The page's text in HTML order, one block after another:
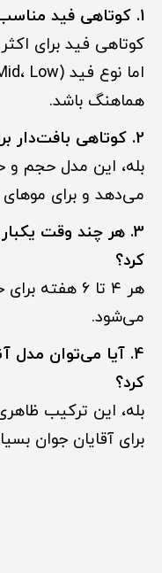
1. کوتاهی فید مناسب چه فرم صورت‌هایی است؟
کوتاهی فید برای
هماهنگ باشد.
2. کوتاهی بافت‌دار برای موهای نازک مناسب است؟
بله، این مدل حجم و
می‌دهد و برای
3. هر چند وقت
کرد؟
هر ۴ تا ۶
می‌شود.
4. آیا می‌توان مدل
کرد؟
بله، این ترکیب
برای آقایان جوان